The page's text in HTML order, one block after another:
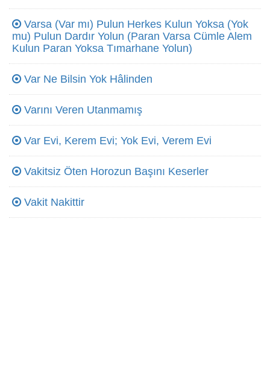
Varsa (Var mı) Pulun Herkes Kulun Yoksa (Yok
mu) Pulun Dardır Yolun (Paran Varsa Cümle Alem
Kulun Paran Yoksa Tımarhane Yolun)
Var Ne Bilsin Yok Hâlinden
Varını Veren Utanmamış
Var Evi, Kerem Evi; Yok Evi, Verem Evi
Vakitsiz Öten Horozun Başını Keserler
Vakit Nakittir